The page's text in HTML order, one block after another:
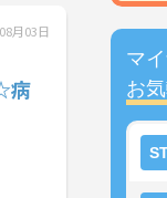
マ
お
月03日
病